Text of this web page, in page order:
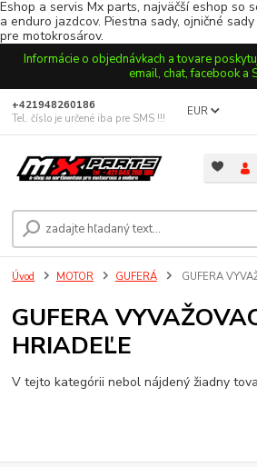
Eshop a servis Mx parts, najväčší eshop so
a enduro jazdcov. Piestna sady, ojničné
pre motokrosárov.
Informácie o objednávkach a tovare
email, chat, facebook a
EUR
+421948260186
Tel. číslo je určené iba pre SMS !!!
Úvod MOTOR GUFERÁ GUFERA
GUFERA
HRIADEĽE
V tejto kategórii nebol nájdený žiadny